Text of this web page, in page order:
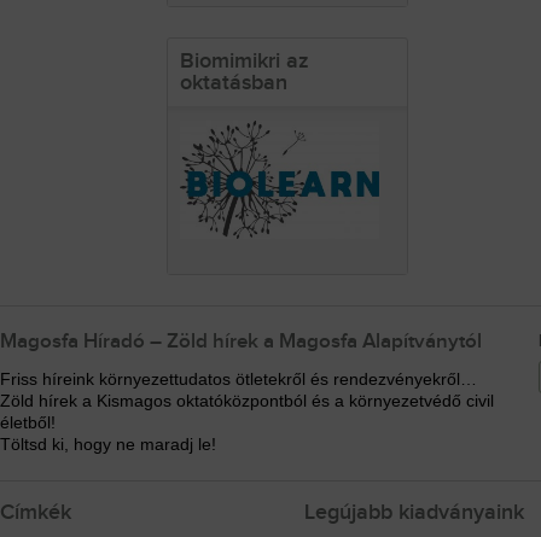
Biomimikri az
oktatásban
Magosfa Híradó – Zöld hírek a Magosfa Alapítványtól
Friss híreink környezettudatos ötletekről és rendezvényekről…
Zöld hírek a Kismagos oktatóközpontból és a környezetvédő civil
életből!
Töltsd ki, hogy ne maradj le!
Címkék Legújabb kiadványaink